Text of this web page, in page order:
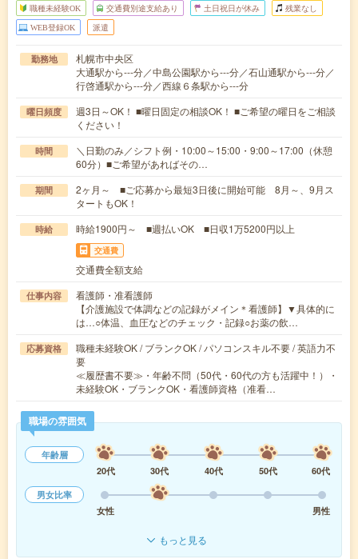
職種未経験OK 交通費別途支給あり 土日祝日が休み 残業なし
WEB登録OK 派遣
勤務地
札幌市中央区
大通駅から---分／中島公園駅から---分／石山通駅から---分／
行啓通駅から---分／西線６条駅から---分
曜日頻度
週3日～OK！ ■曜日固定の相談OK！ ■ご希望の曜日をご相談
ください！
時間
＼日勤のみ／シフト例・10:00～15:00・9:00～17:00（休憩
60分）■ご希望があればその…
期間
2ヶ月～ ■ご応募から最短3日後に開始可能 8月～、9月ス
タートもOK！
時給 時給1900円～ ■週払いOK ■日収1万5200円以上
交通費
交通費全額支給
仕事内容
看護師・准看護師
【介護施設で体調などの記録がメイン＊看護師】▼具体的に
は…○体温、血圧などのチェック・記録○お薬の飲…
応募資格
職種未経験OK / ブランクOK / パソコンスキル不要 / 英語力不
要
≪履歴書不要≫・年齢不問（50代・60代の方も活躍中！）・
未経験OK・ブランクOK・看護師資格（准看…
職場の雰囲気
年齢層
20代
30代 40代 50代
60代
男女比率
女性
男性
もっと見る